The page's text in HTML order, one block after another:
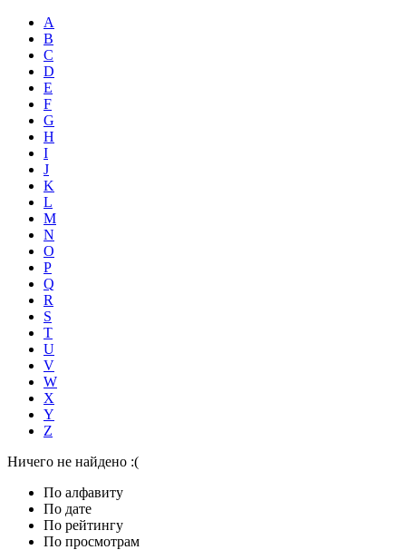
A
B
C
D
E
F
G
H
I
J
K
L
M
N
O
P
Q
R
S
T
U
V
W
X
Y
Z
Ничего не найдено :(
По алфавиту
По дате
По рейтингу
По просмотрам